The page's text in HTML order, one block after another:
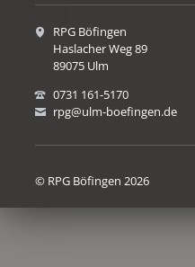
RPG Böfingen
Haslacher Weg 89
89075 Ulm
0731 161-5170
rpg@ulm-boefingen.de
© RPG Böfingen 2026